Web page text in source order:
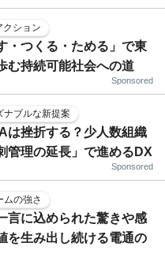
クション
・つくる・ためる」で東
む持続可能社会への道
Sponsored
ナブルな新提案
は挫折する？少人数組織
管理の延長」で進めるDX
Sponsored
ムの強さ
言に込められた驚きや感
を生み出し続ける電通の